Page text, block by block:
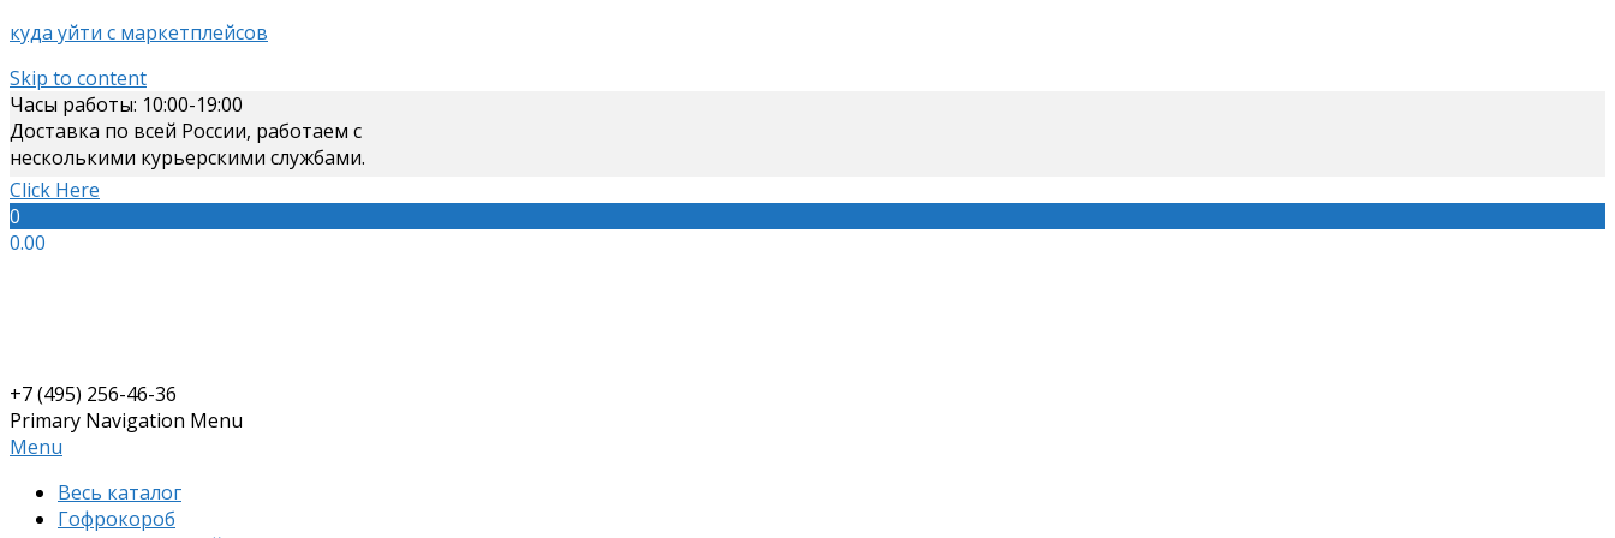
куда уйти с маркетплейсов
Skip to content
Часы работы: 10:00-19:00
Доставка по всей России, работаем с
несколькими курьерскими службами.
Click Here
0
0.00
+7 (495) 256-46-36
Primary Navigation Menu
Menu
Весь каталог
Гофрокороб